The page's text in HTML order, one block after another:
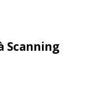
Scanning